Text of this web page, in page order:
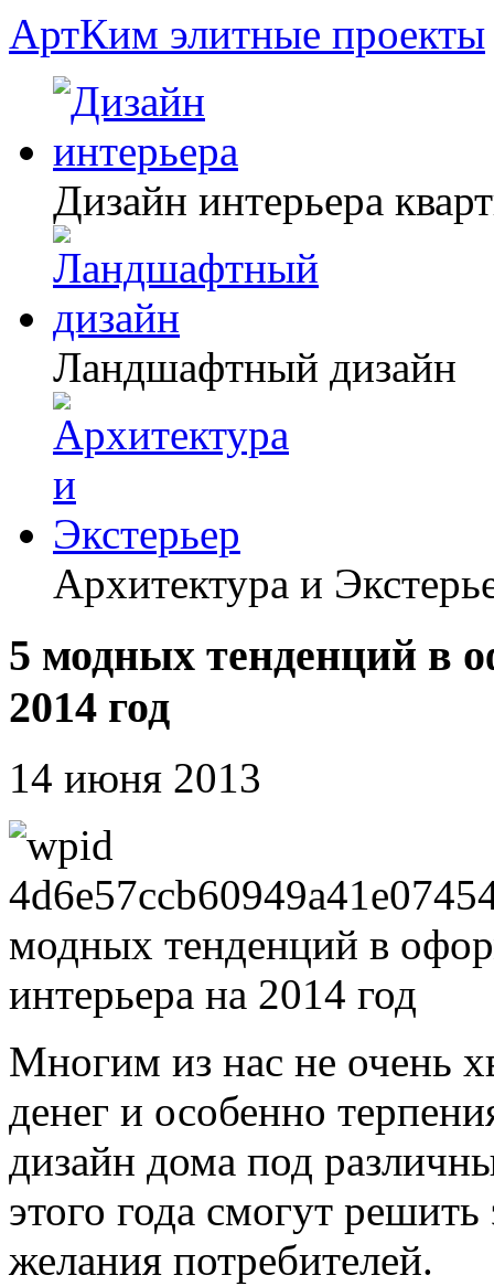
АртКим элитные проекты
Дизайн интерьера
Ландшафтный дизайн
Архитектура и
5 модных тенденций в
2014 год
14 июня 2013
Многим из нас не очень
денег и особенно
дизайн дома под
этого года смогут
желания потребителей.